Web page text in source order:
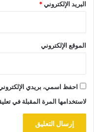
البريد الإلكتروني*
الموقع الإلكتروني
احفظ اسمي، بريدي
لاستخدامها المرة المقبلة في